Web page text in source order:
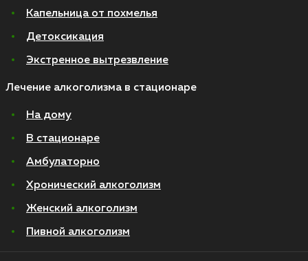
Капельница от похмелья
Детоксикация
Экстренное вытрезвление
Лечение алкоголизма в стационаре
На дому
В стационаре
Амбулаторно
Хронический алкоголизм
Женский алкоголизм
Пивной алкоголизм